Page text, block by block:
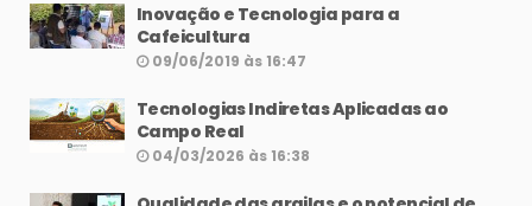
Inovação e Tecnologia para a
Cafeicultura
09/06/2019 às 16:47
Tecnologias Indiretas Aplicadas ao
Campo Real
04/03/2026 às 16:38